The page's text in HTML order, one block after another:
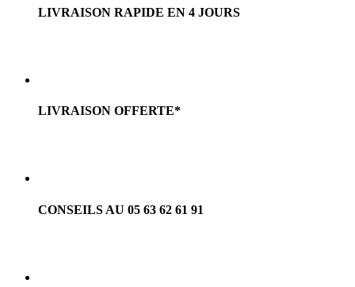
LIVRAISON RAPIDE EN 4 JOURS
LIVRAISON OFFERTE*
CONSEILS AU 05 63 62 61 91